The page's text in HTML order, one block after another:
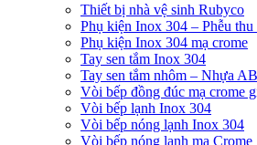
Thiết bị nhà vệ sinh Rubyco
Phụ kiện Inox 304 – Phễu thu
Phụ kiện Inox 304 mạ crome
Tay sen tắm Inox 304
Tay sen tắm nhôm – Nhựa
Vòi bếp đồng đúc mạ crome
Vòi bếp lạnh Inox 304
Vòi bếp nóng lạnh Inox 304
Vòi bếp nóng lạnh mạ Crome